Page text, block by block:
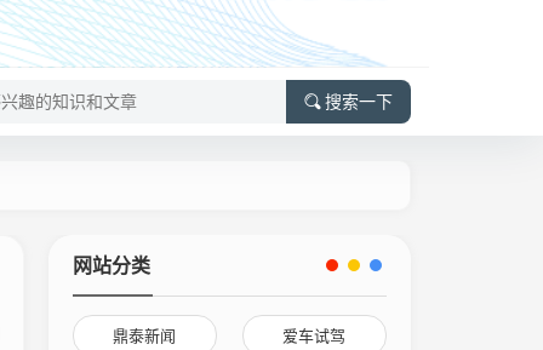
搜索一下
网站分类
鼎泰新闻 爱车试驾